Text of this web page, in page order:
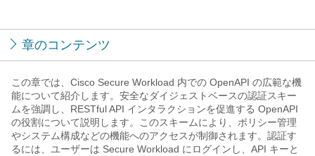
章のコンテンツ
この章では、Cisco Secure Workload 内での OpenAPI の広範な機
能について紹介します。安全なダイジェストベースの認証スキー
ムを強調し、RESTful API インタラクションを促進する OpenAPI
の役割について説明します。このスキームにより、ポリシー管理
やシステム構成などの機能へのアクセスが制御されます。認証す
るには、ユーザーは Secure Workload にログインし、API キーと